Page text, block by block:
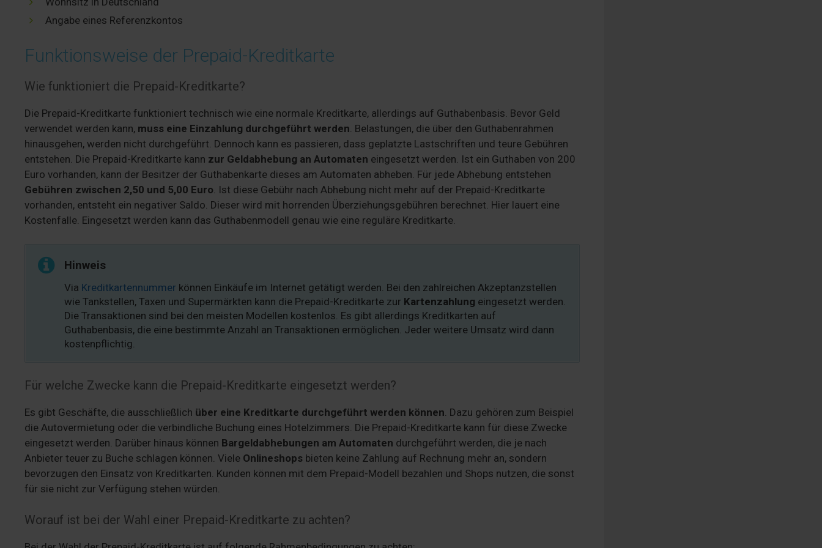
Angabe eines Referenzkontos
Funktionsweise der Prepaid-Kreditkarte
Wie funktioniert die Prepaid-Kreditkarte?
Die Prepaid-Kreditkarte funktioniert technisch wie eine normale Kreditkarte, allerdings auf Guthabenbasis. Bevor Geld
verwendet werden kann, muss eine Einzahlung durchgeführt werden. Belastungen, die über den Guthabenrahmen
hinausgehen, werden nicht durchgeführt. Dennoch kann es passieren, dass geplatzte Lastschriften und teure Gebühren
entstehen. Die Prepaid-Kreditkarte kann zur Geldabhebung an Automaten eingesetzt werden. Ist ein Guthaben von 200
Euro vorhanden, kann der Besitzer der Guthabenkarte dieses am Automaten abheben. Für jede Abhebung entstehen
Gebühren zwischen 2,50 und 5,00 Euro. Ist diese Gebühr nach Abhebung nicht mehr auf der Prepaid-Kreditkarte
vorhanden, entsteht ein negativer Saldo. Dieser wird mit horrenden Überziehungsgebühren berechnet. Hier lauert eine
Kostenfalle. Eingesetzt werden kann das Guthabenmodell genau wie eine reguläre Kreditkarte.
Hinweis
Via Kreditkartennummer können Einkäufe im Internet getätigt werden. Bei den zahlreichen Akzeptanzstellen
wie Tankstellen, Taxen und Supermärkten kann die Prepaid-Kreditkarte zur Kartenzahlung eingesetzt werden.
Die Transaktionen sind bei den meisten Modellen kostenlos. Es gibt allerdings Kreditkarten auf
Guthabenbasis, die eine bestimmte Anzahl an Transaktionen ermöglichen. Jeder weitere Umsatz wird dann
kostenpflichtig.
Für welche Zwecke kann die Prepaid-Kreditkarte eingesetzt werden?
Es gibt Geschäfte, die ausschließlich über eine Kreditkarte durchgeführt werden können. Dazu gehören zum Beispiel
die Autovermietung oder die verbindliche Buchung eines Hotelzimmers. Die Prepaid-Kreditkarte kann für diese Zwecke
eingesetzt werden. Darüber hinaus können Bargeldabhebungen am Automaten durchgeführt werden, die je nach
Anbieter teuer zu Buche schlagen können. Viele Onlineshops bieten keine Zahlung auf Rechnung mehr an, sondern
bevorzugen den Einsatz von Kreditkarten. Kunden können mit dem Prepaid-Modell bezahlen und Shops nutzen, die sonst
für sie nicht zur Verfügung stehen würden.
Worauf ist bei der Wahl einer Prepaid-Kreditkarte zu achten?